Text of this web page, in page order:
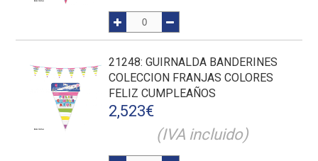
21248: GUIRNALDA BANDERINES
COLECCION FRANJAS COLORES
FELIZ CUMPLEAÑOS
2,523€
(IVA incluido)